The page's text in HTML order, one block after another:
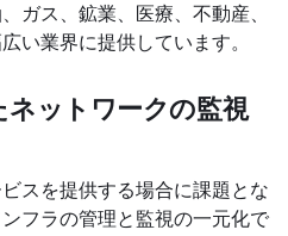
ガス、鉱業、医療、不動産、
い業界に提供しています。
ットワークの監視
スを提供する場合に課題とな
フラの管理と監視の一元化で